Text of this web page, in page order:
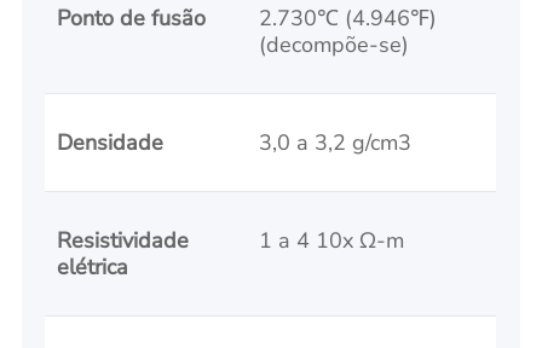
Ponto de fusão
2.730℃ (4.946℉)
(decompõe-se)
Densidade 3,0 a 3,2 g/cm3
Resistividade
elétrica
1 a 4 10x Ω-m